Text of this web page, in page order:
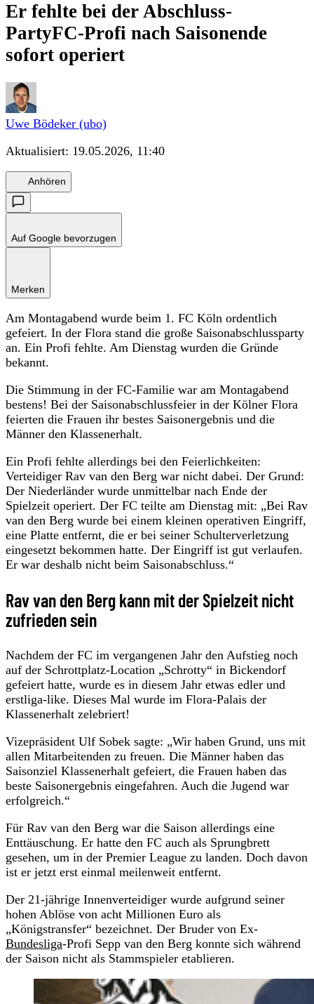
Er fehlte bei der Abschluss-
PartyFC-Profi nach Saisonende
sofort operiert
Uwe Bödeker (ubo)
Aktualisiert: 19.05.2026, 11:40
Anhören
Auf Google bevorzugen
Merken
Am Montagabend wurde beim 1. FC Köln ordentlich
gefeiert. In der Flora stand die große Saisonabschlussparty
an. Ein Profi fehlte. Am Dienstag wurden die Gründe
bekannt.
Die Stimmung in der FC-Familie war am Montagabend
bestens! Bei der Saisonabschlussfeier in der Kölner Flora
feierten die Frauen ihr bestes Saisonergebnis und die
Männer den Klassenerhalt.
Ein Profi fehlte allerdings bei den Feierlichkeiten:
Verteidiger Rav van den Berg war nicht dabei. Der Grund:
Der Niederländer wurde unmittelbar nach Ende der
Spielzeit operiert. Der FC teilte am Dienstag mit: „Bei Rav
van den Berg wurde bei einem kleinen operativen Eingriff,
eine Platte entfernt, die er bei seiner Schulterverletzung
eingesetzt bekommen hatte. Der Eingriff ist gut verlaufen.
Er war deshalb nicht beim Saisonabschluss.“
Rav van den Berg kann mit der Spielzeit nicht
zufrieden sein
Nachdem der FC im vergangenen Jahr den Aufstieg noch
auf der Schrottplatz-Location „Schrotty“ in Bickendorf
gefeiert hatte, wurde es in diesem Jahr etwas edler und
erstliga-like. Dieses Mal wurde im Flora-Palais der
Klassenerhalt zelebriert!
Vizepräsident Ulf Sobek sagte: „Wir haben Grund, uns mit
allen Mitarbeitenden zu freuen. Die Männer haben das
Saisonziel Klassenerhalt gefeiert, die Frauen haben das
beste Saisonergebnis eingefahren. Auch die Jugend war
erfolgreich.“
Für Rav van den Berg war die Saison allerdings eine
Enttäuschung. Er hatte den FC auch als Sprungbrett
gesehen, um in der Premier League zu landen. Doch davon
ist er jetzt erst einmal meilenweit entfernt.
Der 21-jährige Innenverteidiger wurde aufgrund seiner
hohen Ablöse von acht Millionen Euro als
„Königstransfer“ bezeichnet. Der Bruder von Ex-
Bundesliga-Profi Sepp van den Berg konnte sich während
der Saison nicht als Stammspieler etablieren.